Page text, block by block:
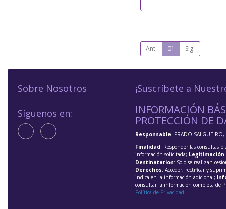
Ant. 01 Sig.
Sobre Nosotros
Síguenos en:
¡Suscríbete a
INFORMACIÓN
PROTECCIÓN DE
Responsable: PRADO SALGUEIRO,
Finalidad: Responder las consultas
información solicitada; Legitimación
Destinatarios: Solo se realizan
Derechos: Acceder, rectificar y
indica en la información adicional;
consultar la información completa de
Política de Privacidad.